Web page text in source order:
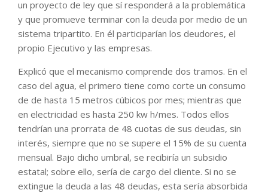
un proyecto de ley que sí responderá a la problemática
y que promueve terminar con la deuda por medio de un
sistema tripartito. En él participarían los deudores, el
propio Ejecutivo y las empresas.
Explicó que el mecanismo comprende dos tramos. En el
caso del agua, el primero tiene como corte un consumo
de de hasta 15 metros cúbicos por mes; mientras que
en electricidad es hasta 250 kw h/mes. Todos ellos
tendrían una prorrata de 48 cuotas de sus deudas, sin
interés, siempre que no se supere el 15% de su cuenta
mensual. Bajo dicho umbral, se recibiría un subsidio
estatal; sobre ello, sería de cargo del cliente. Si no se
extingue la deuda a las 48 deudas, esta sería absorbida